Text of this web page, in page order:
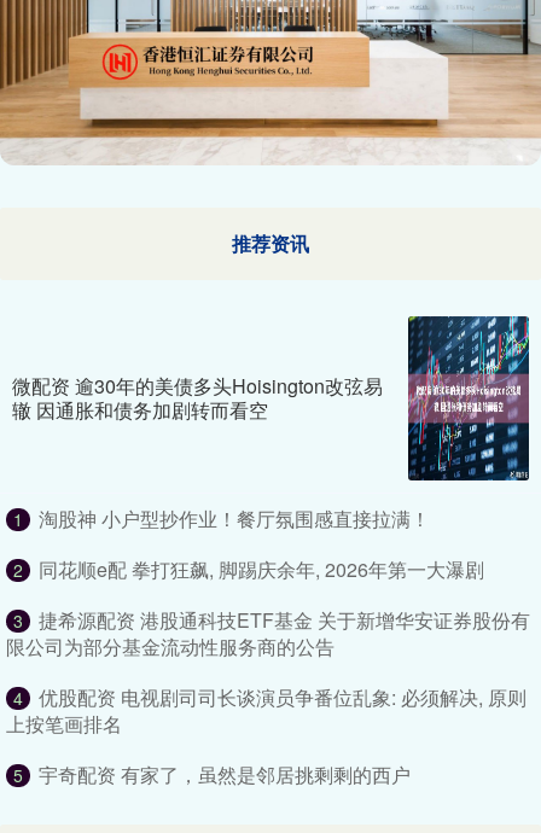
推荐资讯
微配资 逾30年的美债多头Hoisington改弦易
辙 因通胀和债务加剧转而看空
1 淘股神 小户型抄作业！餐厅氛围感直接拉满！
2 同花顺e配 拳打狂飙, 脚踢庆余年, 2026年第一大瀑剧
3
捷希源配资 港股通科技ETF基金 关于新增华安证券股份有
限公司为部分基金流动性服务商的公告
4
优股配资 电视剧司司长谈演员争番位乱象: 必须解决, 原则
上按笔画排名
5 宇奇配资 有家了，虽然是邻居挑剩剩的西户